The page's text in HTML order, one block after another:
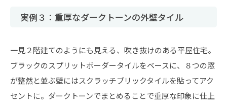
実例３：重厚なダークトーンの外壁タイル
一見２階建てのようにも見える、吹き抜けのある平屋住宅。
ブラックのスプリットボーダータイルをベースに、８つの窓
が整然と並ぶ壁にはスクラッチブリックタイルを貼ってアク
セントに。ダークトーンでまとめることで重厚な印象に仕上